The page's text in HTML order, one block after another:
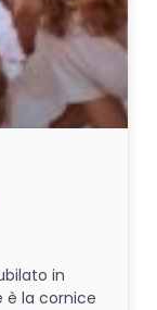
in
è la cornice